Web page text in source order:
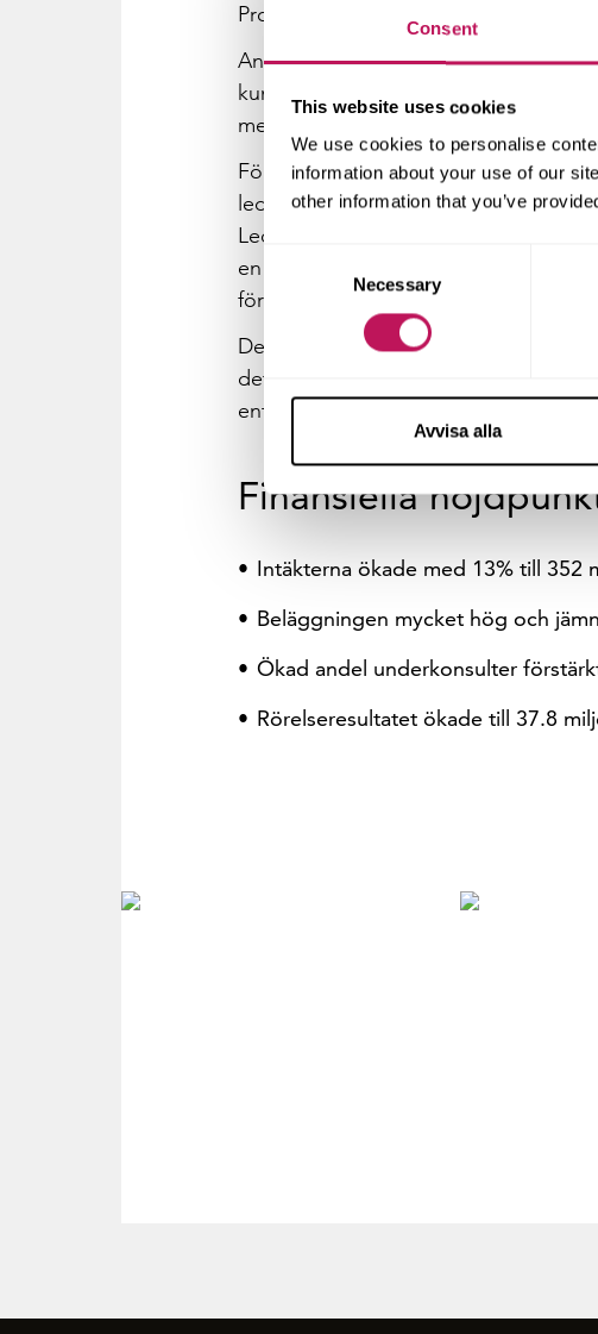
Consent
This website uses cookies
We use cookies to personalise
information about your use of our
other information that you’ve
Necessary
Avvisa alla
Promoter Score) ökade till över 40%
Andelen återkommande kunder är
kunden tillbaka. Att ständigt
med verksamhet över hela Sverige
Företaget har under året arbetat
ledningssystemet, Forsen Flow,
Ledningssystemet är grunden till ett
en central del. Vår leveransprocess
för att öka kvalitet och graden av
Den totala marknaden bedöms
det kommande året. Forsen räknar
entreprenad, som ökat under 2018,
Finansiella
Intäkterna ökade med 13% till 352
Beläggningen mycket hög och
Ökad andel underkonsulter
Rörelseresultatet ökade till 37.8